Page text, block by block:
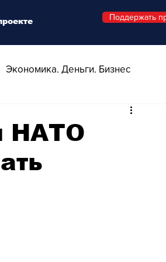
Экономика. Деньги. Бизнес
Стильный четверг
НАТО
Поддержать